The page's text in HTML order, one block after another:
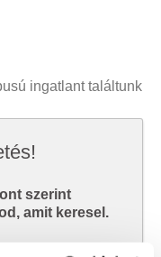
ingatlant találtunk
szerint
amit keresel.